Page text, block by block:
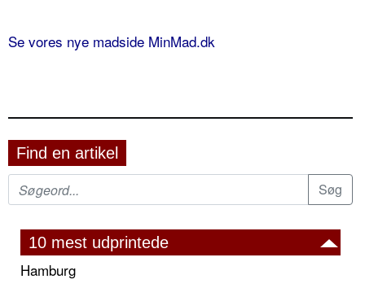
Se vores nye madside MinMad.dk
Find en artikel
10 mest udprintede
Hamburg